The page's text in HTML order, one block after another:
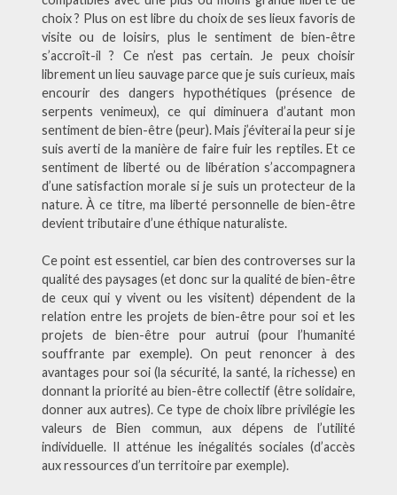
choix ? Plus on est libre du choix de ses lieux favoris de
visite ou de loisirs, plus le sentiment de bien-être
s’accroît-il ? Ce n’est pas certain. Je peux choisir
librement un lieu sauvage parce que je suis curieux, mais
encourir des dangers hypothétiques (présence de
serpents venimeux), ce qui diminuera d’autant mon
sentiment de bien-être (peur). Mais j’éviterai la peur si je
suis averti de la manière de faire fuir les reptiles. Et ce
sentiment de liberté ou de libération s’accompagnera
d’une satisfaction morale si je suis un protecteur de la
nature. À ce titre, ma liberté personnelle de bien-être
devient tributaire d’une éthique naturaliste.
Ce point est essentiel, car bien des controverses sur la
qualité des paysages (et donc sur la qualité de bien-être
de ceux qui y vivent ou les visitent) dépendent de la
relation entre les projets de bien-être pour soi et les
projets de bien-être pour autrui (pour l’humanité
souffrante par exemple). On peut renoncer à des
avantages pour soi (la sécurité, la santé, la richesse) en
donnant la priorité au bien-être collectif (être solidaire,
donner aux autres). Ce type de choix libre privilégie les
valeurs de Bien commun, aux dépens de l’utilité
individuelle. Il atténue les inégalités sociales (d’accès
aux ressources d’un territoire par exemple).